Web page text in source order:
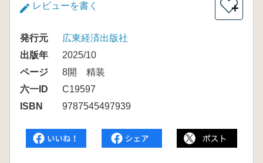
レビューを書く ＋
発行元
広東経済出版社
出版年
2025/10
ページ
8開 精装
六一ID
C19597
ISBN
9787545497939